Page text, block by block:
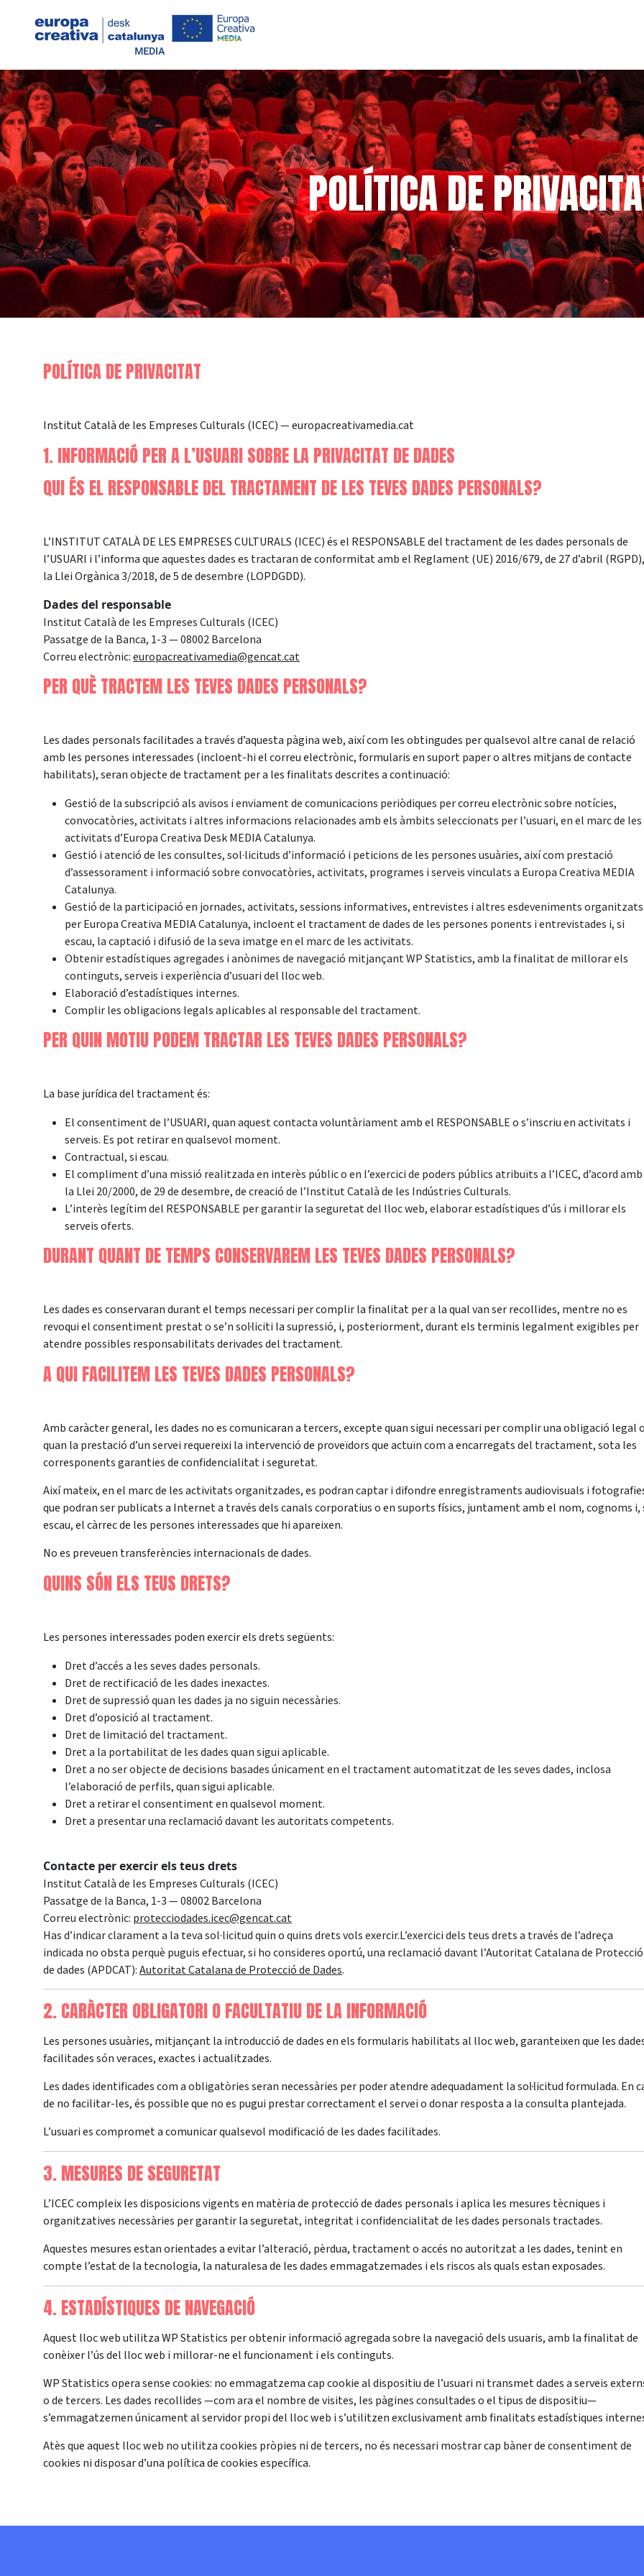
POLÍTICA DE
POLÍTICA DE PRIVACITAT
Institut Català de les Empreses Culturals (ICEC) — europacreativamedia.cat
1. INFORMACIÓ PER A L’USUARI SOBRE LA PRIVACITAT DE DADES
QUI ÉS EL RESPONSABLE DEL TRACTAMENT DE LES TEVES DADES PERSONALS?
L’INSTITUT CATALÀ DE LES EMPRESES CULTURALS (ICEC) és el RESPONSABLE del tractament de les dades personals de
l’USUARI i l’informa que aquestes dades es tractaran de conformitat amb el Reglament (UE) 2016/679, de 27 d’abril
la Llei Orgànica 3/2018, de 5 de desembre (LOPDGDD).
Dades del responsable
Institut Català de les Empreses Culturals (ICEC)
Passatge de la Banca, 1-3 — 08002 Barcelona
Correu electrònic: europacreativamedia@gencat.cat
PER QUÈ TRACTEM LES TEVES DADES PERSONALS?
Les dades personals facilitades a través d’aquesta pàgina web, així com les obtingudes per qualsevol altre canal de relació
amb les persones interessades (incloent-hi el correu electrònic, formularis en suport paper o altres mitjans de contacte
habilitats), seran objecte de tractament per a les finalitats descrites a continuació:
Gestió de la subscripció als avisos i enviament de comunicacions periòdiques per correu electrònic sobre notícies,
convocatòries, activitats i altres informacions relacionades amb els àmbits seleccionats per l’usuari, en el marc de les
activitats d’Europa Creativa Desk MEDIA Catalunya.
Gestió i atenció de les consultes, sol·licituds d’informació i peticions de les persones usuàries, així com prestació
d’assessorament i informació sobre convocatòries, activitats, programes i serveis vinculats a Europa Creativa MEDIA
Catalunya.
Gestió de la participació en jornades, activitats, sessions informatives, entrevistes i altres esdeveniments organitzats
per Europa Creativa MEDIA Catalunya, incloent el tractament de dades de les persones ponents i entrevistades i, si
escau, la captació i difusió de la seva imatge en el marc de les activitats.
Obtenir estadístiques agregades i anònimes de navegació mitjançant WP Statistics, amb la finalitat de millorar els
continguts, serveis i experiència d’usuari del lloc web.
Elaboració d’estadístiques internes.
Complir les obligacions legals aplicables al responsable del tractament.
PER QUIN MOTIU PODEM TRACTAR LES TEVES DADES PERSONALS?
La base jurídica del tractament és:
El consentiment de l’USUARI, quan aquest contacta voluntàriament amb el RESPONSABLE o s’inscriu en activitats i
serveis. Es pot retirar en qualsevol moment.
Contractual, si escau.
El compliment d’una missió realitzada en interès públic o en l’exercici de poders públics atribuïts a l’ICEC, d’acord amb
la Llei 20/2000, de 29 de desembre, de creació de l’Institut Català de les Indústries Culturals.
L’interès legítim del RESPONSABLE per garantir la seguretat del lloc web, elaborar estadístiques d’ús i millorar els
serveis oferts.
DURANT QUANT DE TEMPS CONSERVAREM LES TEVES DADES PERSONALS?
Les dades es conservaran durant el temps necessari per complir la finalitat per a la qual van ser recollides, mentre no es
revoqui el consentiment prestat o se’n sol·liciti la supressió, i, posteriorment, durant els terminis legalment exigibles per
atendre possibles responsabilitats derivades del tractament.
A QUI FACILITEM LES TEVES DADES PERSONALS?
Amb caràcter general, les dades no es comunicaran a tercers, excepte quan sigui necessari per complir una obligació legal
quan la prestació d’un servei requereixi la intervenció de proveïdors que actuïn com a encarregats del tractament, sota les
corresponents garanties de confidencialitat i seguretat.
Així mateix, en el marc de les activitats organitzades, es podran captar i difondre enregistraments audiovisuals i
que podran ser publicats a Internet a través dels canals corporatius o en suports físics, juntament amb el nom, cognoms i,
escau, el càrrec de les persones interessades que hi apareixen.
No es preveuen transferències internacionals de dades.
QUINS SÓN ELS TEUS DRETS?
Les persones interessades poden exercir els drets següents:
Dret d’accés a les seves dades personals.
Dret de rectificació de les dades inexactes.
Dret de supressió quan les dades ja no siguin necessàries.
Dret d’oposició al tractament.
Dret de limitació del tractament.
Dret a la portabilitat de les dades quan sigui aplicable.
Dret a no ser objecte de decisions basades únicament en el tractament automatitzat de les seves dades, inclosa
l’elaboració de perfils, quan sigui aplicable.
Dret a retirar el consentiment en qualsevol moment.
Dret a presentar una reclamació davant les autoritats competents.
Contacte per exercir els teus drets
Institut Català de les Empreses Culturals (ICEC)
Passatge de la Banca, 1-3 — 08002 Barcelona
Correu electrònic: protecciodades.icec@gencat.cat
Has d’indicar clarament a la teva sol·licitud quin o quins drets vols exercir.L’exercici dels teus drets a través de l’adreça
indicada no obsta perquè puguis efectuar, si ho consideres oportú, una reclamació davant l’Autoritat Catalana de Protecció
de dades (APDCAT): Autoritat Catalana de Protecció de Dades.
2. CARÀCTER OBLIGATORI O FACULTATIU DE LA INFORMACIÓ
Les persones usuàries, mitjançant la introducció de dades en els formularis habilitats al lloc web, garanteixen que les
facilitades són veraces, exactes i actualitzades.
Les dades identificades com a obligatòries seran necessàries per poder atendre adequadament la sol·licitud formulada. En
de no facilitar-les, és possible que no es pugui prestar correctament el servei o donar resposta a la consulta plantejada.
L’usuari es compromet a comunicar qualsevol modificació de les dades facilitades.
3. MESURES DE SEGURETAT
L’ICEC compleix les disposicions vigents en matèria de protecció de dades personals i aplica les mesures tècniques i
organitzatives necessàries per garantir la seguretat, integritat i confidencialitat de les dades personals tractades.
Aquestes mesures estan orientades a evitar l’alteració, pèrdua, tractament o accés no autoritzat a les dades, tenint en
compte l’estat de la tecnologia, la naturalesa de les dades emmagatzemades i els riscos als quals estan exposades.
4. ESTADÍSTIQUES DE NAVEGACIÓ
Aquest lloc web utilitza WP Statistics per obtenir informació agregada sobre la navegació dels usuaris, amb la finalitat de
conèixer l’ús del lloc web i millorar-ne el funcionament i els continguts.
WP Statistics opera sense cookies: no emmagatzema cap cookie al dispositiu de l’usuari ni transmet dades a serveis
o de tercers. Les dades recollides —com ara el nombre de visites, les pàgines consultades o el tipus de dispositiu—
s’emmagatzemen únicament al servidor propi del lloc web i s’utilitzen exclusivament amb finalitats estadístiques
Atès que aquest lloc web no utilitza cookies pròpies ni de tercers, no és necessari mostrar cap bàner de consentiment de
cookies ni disposar d’una política de cookies específica.